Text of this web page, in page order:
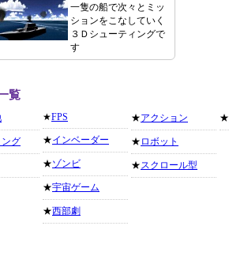
一隻の船で次々とミッ
ションをこなしていく
３Ｄシューティングで
す
覧
グ
★FPS
★インベーダー
★ゾンビ
★宇宙ゲーム
★西部劇
★アクション
★ ロボット
★スクロール型
★